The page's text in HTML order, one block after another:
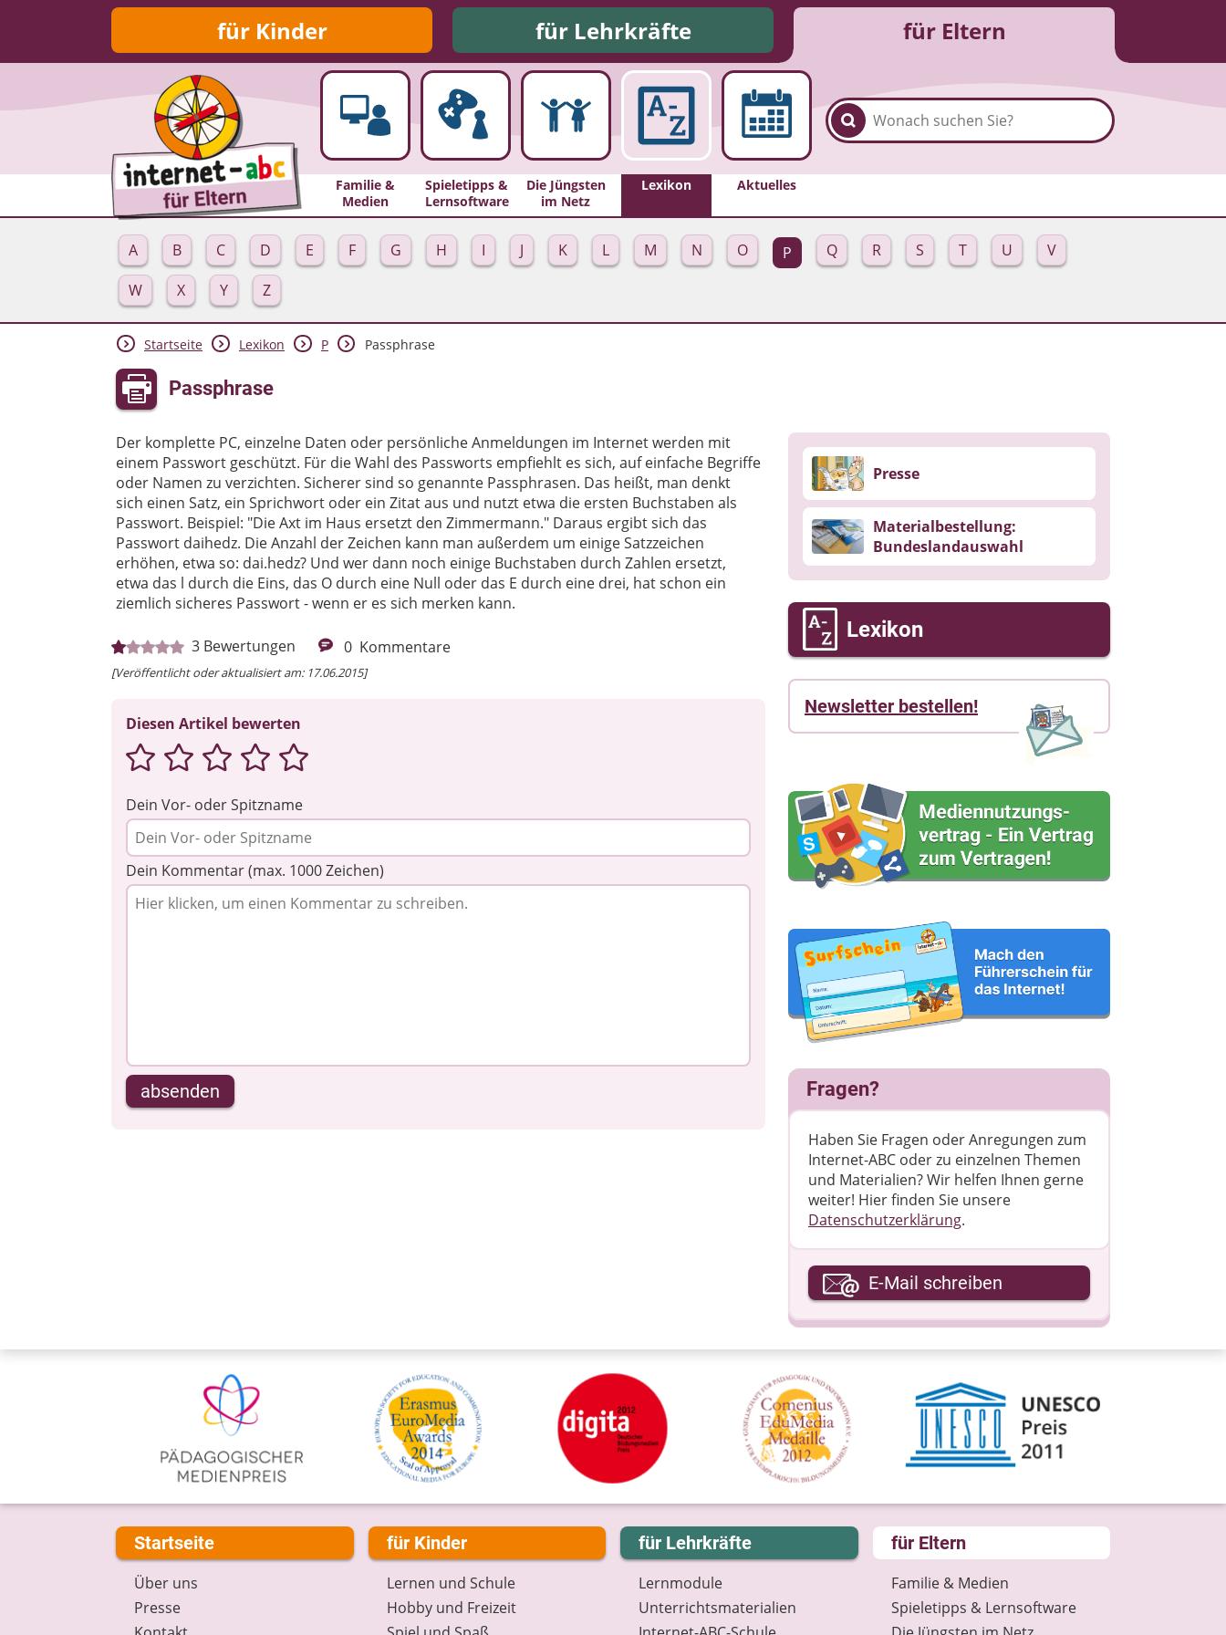
für Kinder für Lehrkräfte für Eltern
Familie &
Medien
Spieletipps &
Lernsoftware
Die Jüngsten
im Netz
Lexikon Aktuelles
A B C D E F G H I J K L M N O P Q R S T U
V
W
X Y Z
Startseite Lexikon P Passphrase
Passphrase
Der komplette PC, einzelne Daten oder persönliche Anmeldungen im Internet werden mit
einem Passwort geschützt. Für die Wahl des Passworts empfiehlt es sich, auf einfache Begriffe
oder Namen zu verzichten. Sicherer sind so genannte Passphrasen. Das heißt, man denkt
sich einen Satz, ein Sprichwort oder ein Zitat aus und nutzt etwa die ersten Buchstaben als
Passwort. Beispiel: "Die Axt im Haus ersetzt den Zimmermann." Daraus ergibt sich das
Passwort daihedz. Die Anzahl der Zeichen kann man außerdem um einige Satzzeichen
erhöhen, etwa so: dai.hedz? Und wer dann noch einige Buchstaben durch Zahlen ersetzt,
etwa das l durch die Eins, das O durch eine Null oder das E durch eine drei, hat schon ein
ziemlich sicheres Passwort - wenn er es sich merken kann.
3 Bewertungen 0 Kommentare
[Veröffentlicht oder aktualisiert am: 17.06.2015]
Diesen Artikel bewerten
Dein Vor- oder Spitzname
Dein Kommentar (max. 1000 Zeichen)
absenden
Presse
Materialbestellung:
Bundeslandauswahl
Lexikon
Newsletter bestellen!
Fragen?
Haben Sie Fragen oder Anregungen zum
Internet-ABC oder zu einzelnen Themen
und Materialien? Wir helfen Ihnen gerne
weiter! ​Hier finden Sie unsere
Datenschutzerklärung.
Ihre E-Mail-Adresse
Ihre Nachricht
E-Mail schreiben
Startseite
Über uns
Presse
für Kinder
Lernen und Schule
Hobby und Freizeit
für Lehrkräfte
Lernmodule
Unterrichts­materialien
für Eltern
Familie & Medien
Spieletipps & Lernsoftware